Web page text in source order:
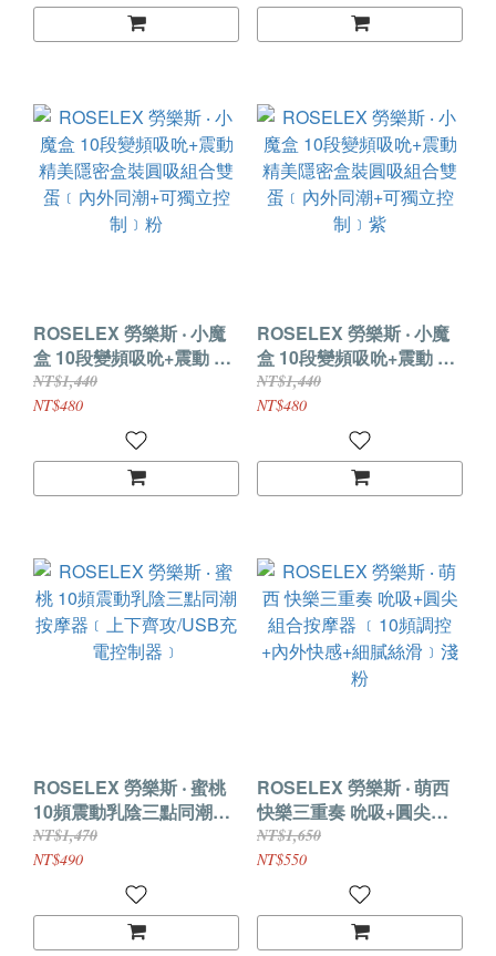
ROSELEX 勞樂斯 ‧ 小魔
盒 10段變頻吸吮+震動 精
美隱密盒裝圓吸組合雙蛋
﹝內外同潮+可獨立控制﹞
NT$1,440
NT$480
ROSELEX 勞樂斯 ‧ 小魔
盒 10段變頻吸吮+震動 精
美隱密盒裝圓吸組合雙蛋
﹝內外同潮+可獨立控制﹞
NT$1,440
NT$480
ROSELEX 勞樂斯 ‧ 蜜桃
10頻震動乳陰三點同潮按
摩器﹝上下齊攻/USB充電
控制器﹞
NT$1,470
NT$490
ROSELEX 勞樂斯 ‧ 萌西
快樂三重奏 吮吸+圓尖組
合按摩器 ﹝10頻調控+內
外快感+細膩絲滑﹞淺粉
NT$1,650
NT$550